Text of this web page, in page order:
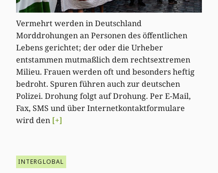
Vermehrt werden in Deutschland
Morddrohungen an Personen des öffentlichen
Lebens gerichtet; der oder die Urheber
entstammen mutmaßlich dem rechtsextremen
Milieu. Frauen werden oft und besonders heftig
bedroht. Spuren führen auch zur deutschen
Polizei. Drohung folgt auf Drohung. Per E-Mail,
Fax, SMS und über Internetkontaktformulare
wird den [+]
INTERGLOBAL